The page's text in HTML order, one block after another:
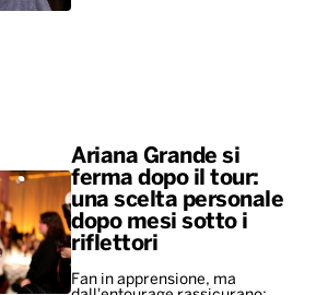
Ariana Grande si
ferma dopo il tour:
una scelta personale
dopo mesi sotto i
riflettori
Fan in apprensione, ma